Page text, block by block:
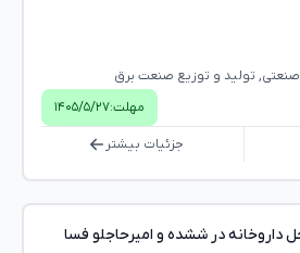
تولید و توزیع صنعت برق
مهلت:۱۴۰۵/۵/۲۷
جزئیات بیشتر
داروخانه در ششده و امیرحاجلو فسا